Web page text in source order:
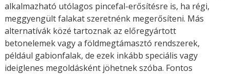
alkalmazható utólagos pincefal-erősítésre is, ha régi,
meggyengült falakat szeretnénk megerősíteni. Más
alternatívák közé tartoznak az előregyártott
betonelemek vagy a földmegtámasztó rendszerek,
például gabionfalak, de ezek inkább speciális vagy
ideiglenes megoldásként jöhetnek szóba. Fontos